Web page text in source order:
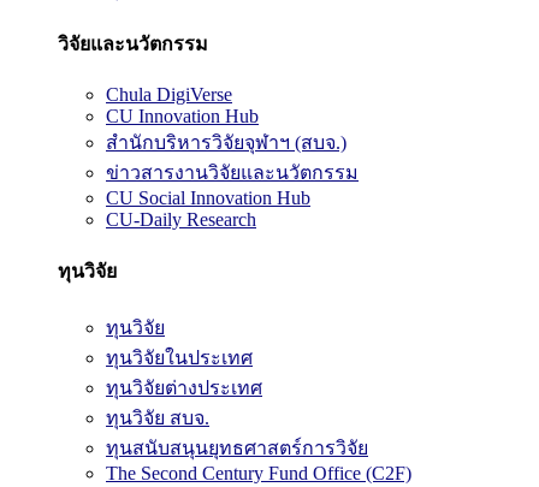
วิจัยและนวัตกรรม
Chula DigiVerse
CU Innovation Hub
สำนักบริหารวิจัยจุฬาฯ (สบจ.)
ข่าวสารงานวิจัยและนวัตกรรม
CU Social Innovation Hub
CU-Daily Research
ทุนวิจัย
ทุนวิจัย
ทุนวิจัยในประเทศ
ทุนวิจัยต่างประเทศ
ทุนวิจัย สบจ.
ทุนสนับสนุนยุทธศาสตร์การวิจัย
The Second Century Fund Office (C2F)